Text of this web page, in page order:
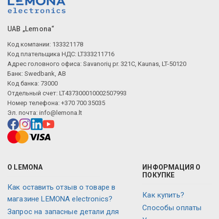
Описание искусственного интеллекта
UAB „Lemona“
Код компании: 133321178
Код плательщика НДС: LT333211716
Адрес головного офиса: Savanorių pr. 321C, Kaunas, LT-50120
Банк: Swedbank, AB
Код банка: 73000
Отдельный счет: LT437300010002507993
Номер телефона: +370 700 35035
Эл. почта: info@lemona.lt
О LEMONA
Как оставить отзыв о товаре в
магазине LEMONA electronics?
Запрос на запасные детали для
ИНФОРМАЦИЯ О
ПОКУПКЕ
Как купить?
Способы оплаты